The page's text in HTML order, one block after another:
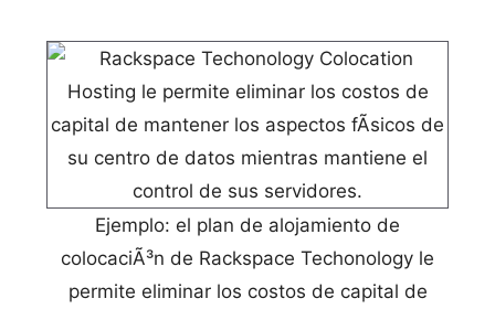
Ejemplo: el plan de alojamiento de
colocaciÃ³n de Rackspace Techonology le
permite eliminar los costos de capital de